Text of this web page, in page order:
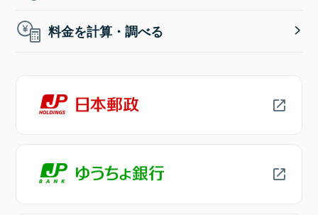
料金を計算・調べる